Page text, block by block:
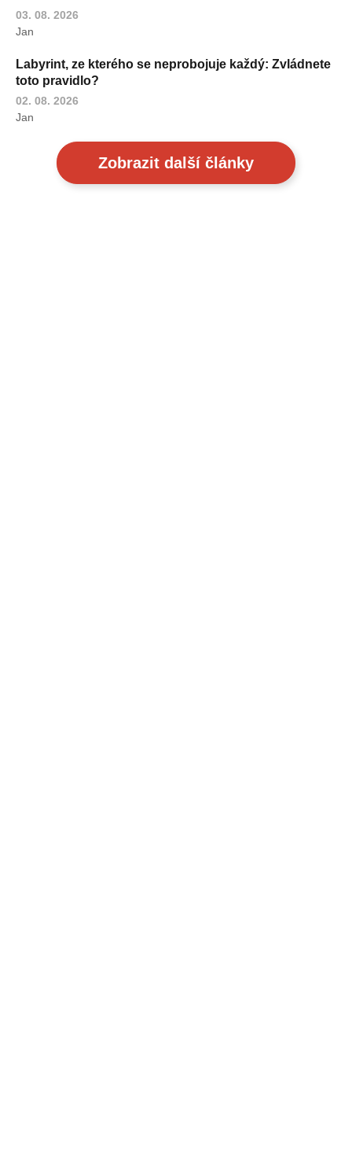
03. 08. 2026
Jan
Labyrint, ze kterého se neprobojuje každý: Zvládnete
toto pravidlo?
02. 08. 2026
Jan
Zobrazit další články